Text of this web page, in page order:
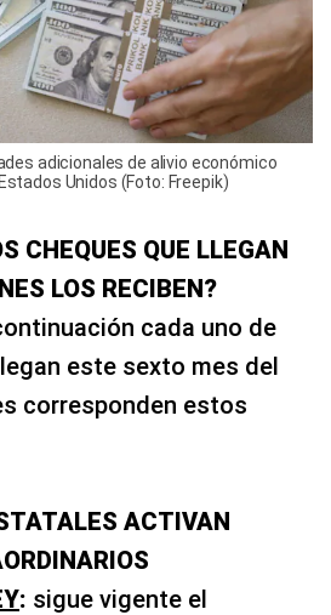
adicionales de alivio económico
Unidos (Foto: Freepik)
CHEQUES QUE LLEGAN
LOS RECIBEN?
cada uno de
este sexto mes del
corresponden estos
ACTIVAN
: sigue vigente el